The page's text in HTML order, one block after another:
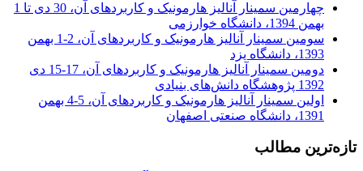
چهارمین سمینار آنالیز هارمونیک و کاربردهای آن، 30 دی تا 1
بهمن 1394، دانشگاه خوارزمی
سومین سمینار آنالیز هارمونیک و کاربردهای آن، 2-1 بهمن
1393، دانشگاه یزد
دومین سمینار آنالیز هارمونیک و کاربردهای آن، 17-15 دی
1392 پژوهشگاه دانش‌های بنیادی
اولین سمینار آنالیز هارمونیک و کاربردهای آن، 5-4 بهمن
1391، دانشگاه صنعتی اصفهان
تازه‌ترین مطالب